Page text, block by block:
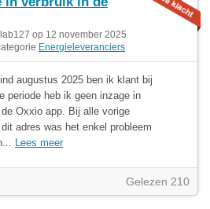
op 12 november 2025
Energieleveranciers
augustus 2025 ben ik klant bij
periode heb ik geen inzage in
Oxxio app. Bij alle vorige
adres was het enkel probleem
Lees meer
Gelezen 210